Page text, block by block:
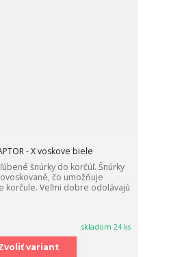
- X voskove biele
šnúrky do korčúľ. Šnúrky
čo umožňuje
korčule. Veľmi dobre odolávajú
skladom 24 ks
variant